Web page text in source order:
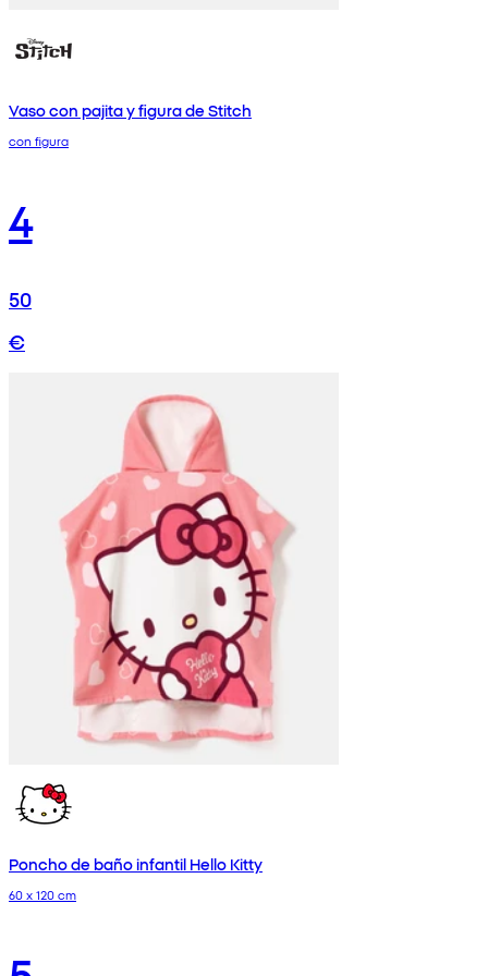
Vaso con pajita y figura de Stitch
con figura
4
50
€
Poncho de baño infantil Hello Kitty
60 x 120 cm